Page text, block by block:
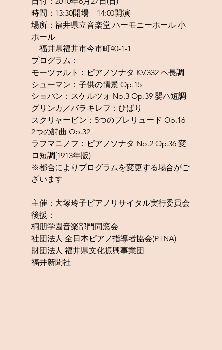
時間：13:30開場　14:00開演
場所：福井県立音楽堂 ハーモニーホール 小
ホール
福井県福井市今市町40-1-1
プログラム：
モーツァルト：ピアノソナタ KV.332 ヘ長調
シューマン：子供の情景 Op.15
ショパン：スケルツォ No.3 Op.39 嬰ハ短調
グリンカ／バラキレフ：ひばり
スクリャービン：5つのプレリュード Op.16
2つの詩曲 Op.32
ラフマニノフ：ピアノソナタ No.2 Op.36 変
ロ短調(1913年版)
※都合によりプログラムを変更する場合がご
ざいます
主催：大塚玲子ピアノリサイタル実行委員会
後援：
桐朋学園音楽部門同窓会
社団法人 全日本ピアノ指導者協会(PTNA)
財団法人 福井県文化振興事業団
福井新聞社